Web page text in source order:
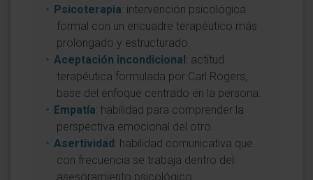
Psicoterapia: intervención psicológica
formal con un encuadre terapéutico más
prolongado y estructurado.
Aceptación incondicional: actitud
terapéutica formulada por Carl Rogers,
base del enfoque centrado en la persona.
Empatía: habilidad para comprender la
perspectiva emocional del otro.
Asertividad: habilidad comunicativa que
con frecuencia se trabaja dentro del
asesoramiento psicológico.